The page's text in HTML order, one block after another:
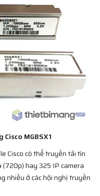
MGBSX1
Cisco có thể truyền tải tín
hay 325 IP camera
nhiều ở các hội nghị truyền